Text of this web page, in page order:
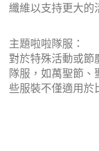
纖維以支持更大的
主題啦啦隊服：
對於特殊活動或節
隊服，如萬聖節
些服裝不僅適用於